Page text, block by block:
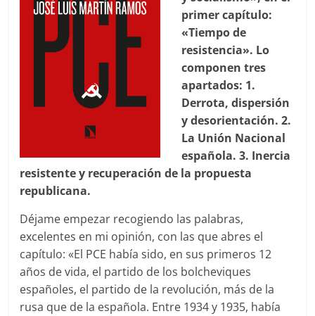
primer capítulo:
«Tiempo de
resistencia». Lo
componen tres
apartados: 1.
Derrota, dispersión
y desorientación. 2.
La Unión Nacional
española. 3. Inercia
resistente y recuperación de la propuesta
republicana.
Déjame empezar recogiendo las palabras,
excelentes en mi opinión, con las que abres el
capítulo: «El PCE había sido, en sus primeros 12
años de vida, el partido de los bolcheviques
españoles, el partido de la revolución, más de la
rusa que de la española. Entre 1934 y 1935, había